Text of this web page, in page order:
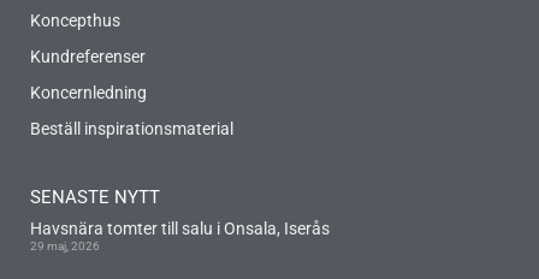
SENASTE NYTT
Havsnära tomter till salu i Onsala, Iserås
29 maj, 2026
Koncepthus
Kundreferenser
Koncernledning
Beställ inspirationsmaterial